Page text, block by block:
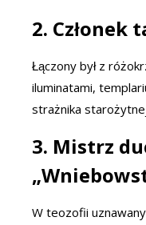
2. Członek
Łączony był z
iluminatami,
strażnika
3. Mistrz
W teozofii